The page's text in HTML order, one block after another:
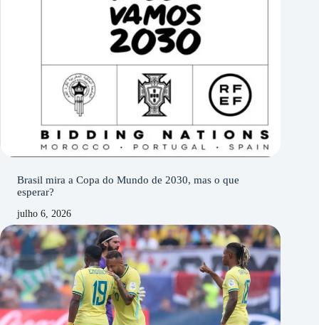
Brasil mira a Copa do Mundo de 2030, mas o que
esperar?
julho 6, 2026